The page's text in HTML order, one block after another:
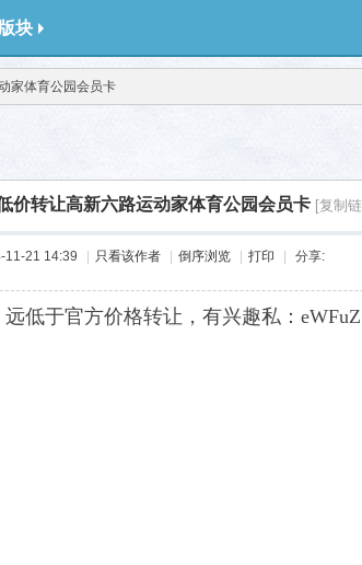
版块
家体育公园会员卡
价转让高新六路运动家体育公园会员卡 [复制
11-21 14:39 只看该作者 倒序浏览 打印 分享:
远低于官方价格转让，有兴趣私：